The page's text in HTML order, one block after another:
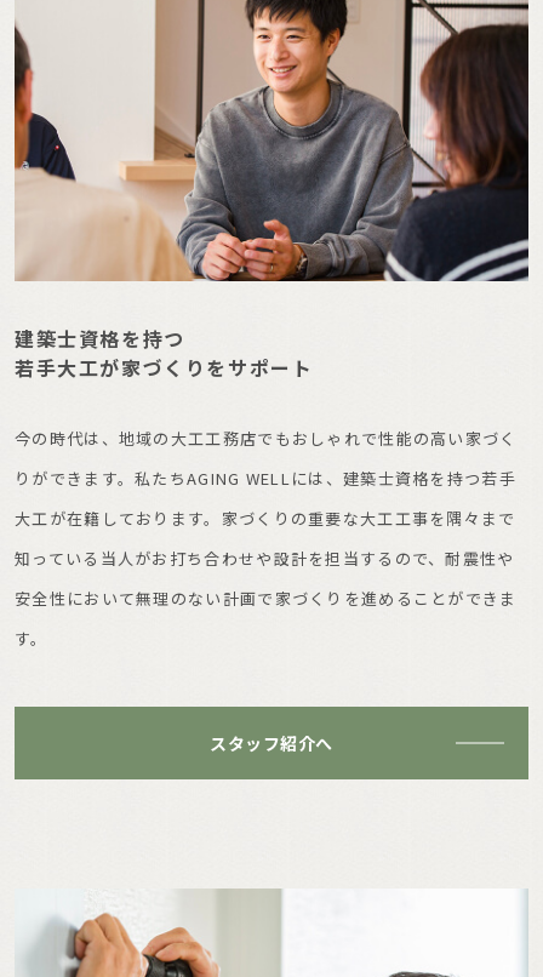
建築士資格を持つ
若手大工が家づくりをサポート
今の時代は、地域の大工工務店でもおしゃれで性能の高い家づく
りができます。私たちAGING WELLには、建築士資格を持つ若手
大工が在籍しております。家づくりの重要な大工工事を隅々まで
知っている当人がお打ち合わせや設計を担当するので、耐震性や
安全性において無理のない計画で家づくりを進めることができま
す。
スタッフ紹介へ